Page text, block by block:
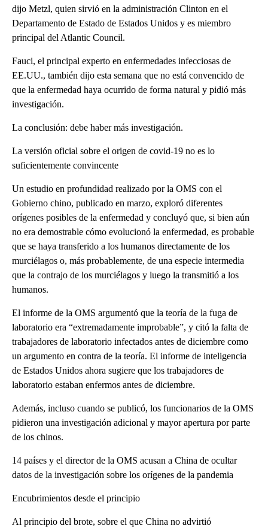
dijo Metzl, quien sirvió en la administración Clinton en el
Departamento de Estado de Estados Unidos y es miembro
principal del Atlantic Council.
Fauci, el principal experto en enfermedades infecciosas de
EE.UU., también dijo esta semana que no está convencido de
que la enfermedad haya ocurrido de forma natural y pidió más
investigación.
La conclusión: debe haber más investigación.
La versión oficial sobre el origen de covid-19 no es lo
suficientemente convincente
Un estudio en profundidad realizado por la OMS con el
Gobierno chino, publicado en marzo, exploró diferentes
orígenes posibles de la enfermedad y concluyó que, si bien aún
no era demostrable cómo evolucionó la enfermedad, es probable
que se haya transferido a los humanos directamente de los
murciélagos o, más probablemente, de una especie intermedia
que la contrajo de los murciélagos y luego la transmitió a los
humanos.
El informe de la OMS argumentó que la teoría de la fuga de
laboratorio era “extremadamente improbable”, y citó la falta de
trabajadores de laboratorio infectados antes de diciembre como
un argumento en contra de la teoría. El informe de inteligencia
de Estados Unidos ahora sugiere que los trabajadores de
laboratorio estaban enfermos antes de diciembre.
Además, incluso cuando se publicó, los funcionarios de la OMS
pidieron una investigación adicional y mayor apertura por parte
de los chinos.
14 países y el director de la OMS acusan a China de ocultar
datos de la investigación sobre los orígenes de la pandemia
Encubrimientos desde el principio
Al principio del brote, sobre el que China no advirtió